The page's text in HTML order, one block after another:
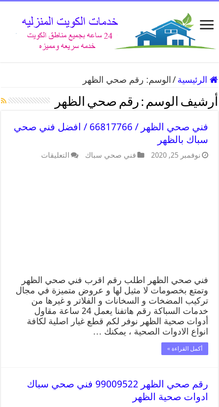
الرئيسية / الوسم: رقم صحي الظهر
أرشيف الوسم : رقم صحي الظهر
فني صحي الظهر / 66817766 / افضل فني صحي
سباك بالظهر
نوفمبر 25, 2020 فني صحي سباك التعليقات
فني صحي الظهر اطلب رقم اقرب فني صحي الظهر
وتمتع بخصومات لا مثيل لها و عروض متميزة في مجال
تركيب المضخات و السخانات و الفلاتر و غيرها من
خدمات السباكة رقم هاتفنا يعمل 24 ساعة مقاول
أدوات صحية الظهر نوفر لكم قطع غيار اصلية لكافة
انواع الادوات الصحية ، يمكنك …
أكمل القراءة »
رقم صحي الظهر 99009522 فني صحي سباك
ادوات صحية الظهر